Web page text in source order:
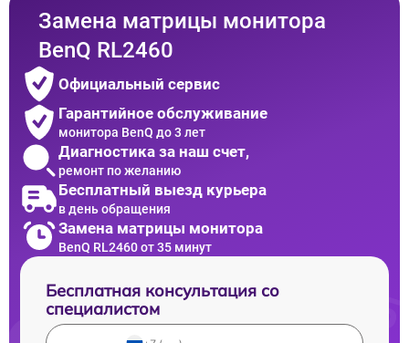
Замена матрицы монитора
BenQ RL2460
Официальный сервис
Гарантийное обслуживание
монитора BenQ до 3 лет
Диагностика за наш счет,
ремонт по желанию
Бесплатный выезд курьера
в день обращения
Замена матрицы монитора
BenQ RL2460 от 35 минут
Бесплатная консультация со
специалистом